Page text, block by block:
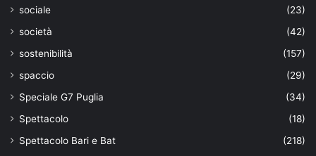
sociale
(23)
società
(42)
sostenibilità
(157)
spaccio
(29)
Speciale G7 Puglia
(34)
Spettacolo
(18)
Spettacolo Bari e Bat
(218)